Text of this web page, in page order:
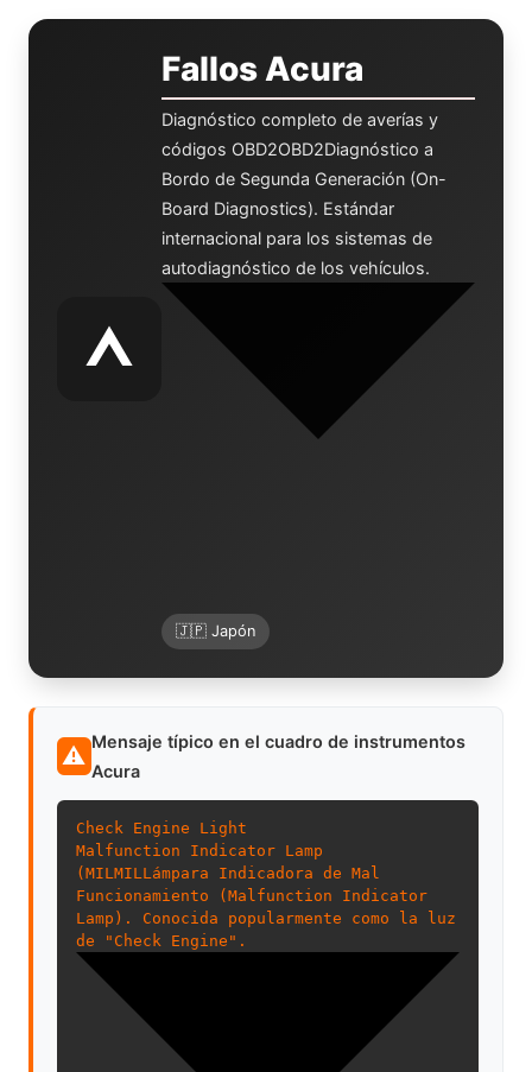
Fallos Acura
Diagnóstico completo de averías y
códigos OBD2OBD2Diagnóstico a
Bordo de Segunda Generación (On-
Board Diagnostics). Estándar
internacional para los sistemas de
autodiagnóstico de los vehículos.
🇯🇵 Japón
⚠ Mensaje típico en el cuadro de instrumentos
Acura
Check Engine Light
Malfunction Indicator Lamp
( MILMILLámpara Indicadora de Mal
Funcionamiento (Malfunction Indicator
Lamp). Conocida popularmente como la luz
de "Check Engine".